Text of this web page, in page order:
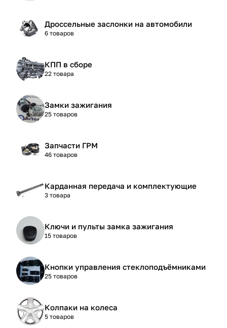
Дроссельные заслонки на автомобили
6 товаров
КПП в сборе
22 товара
Замки зажигания
25 товаров
Запчасти ГРМ
46 товаров
Карданная передача и комплектующие
3 товара
Ключи и пульты замка зажигания
15 товаров
Кнопки управления стеклоподъёмниками
25 товаров
Колпаки на колеса
5 товаров